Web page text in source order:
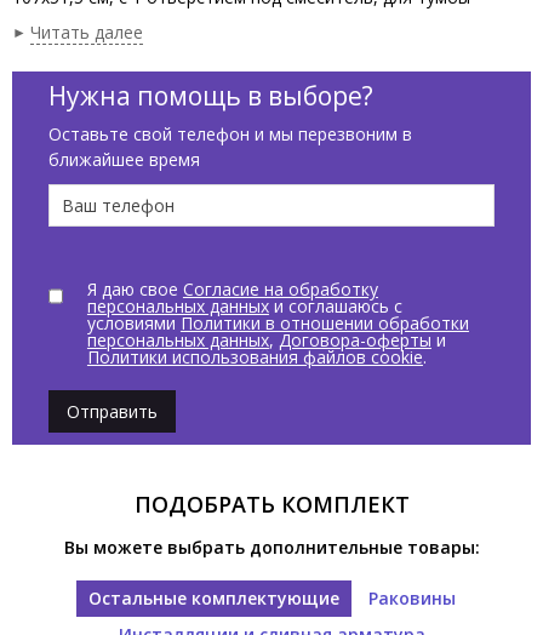
SUVBS(2C/3C)107CRV цвет белый матовый. Продается только
в комплекте с тумбой.
Читать далее
Нужна помощь в выборе?
Оставьте свой телефон и мы перезвоним в
ближайшее время
Я даю свое Согласие на обработку
персональных данныхи соглашаюсь с
условиями Политики в отношении обработки
персональных данных, Договора-оферты и
Политики использования файлов cookie.
Отправить
ПОДОБРАТЬ КОМПЛЕКТ
Вы можете выбрать дополнительные товары:
Остальные комплектующие
Раковины